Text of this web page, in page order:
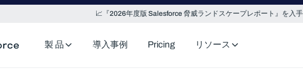
📈『2026年度版 Salesforce 脅威ランドスケープレポート』を入手
製 品 導入事例 Pricing リソース